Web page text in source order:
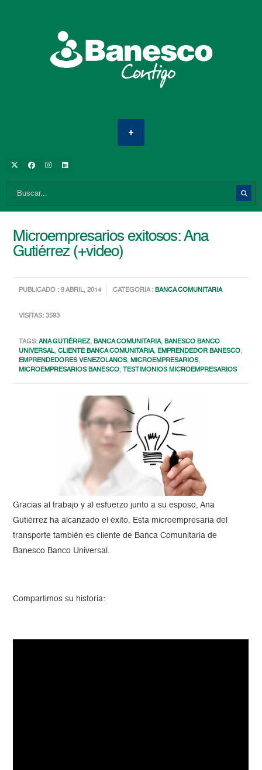
Microempresarios exitosos: Ana
Gutiérrez (+video)
PUBLICADO : 9 ABRIL, 2014 CATEGORIA :BANCA COMUNITARIA
VISITAS: 3593
TAGS:ANA GUTIÉRREZ,BANCA COMUNITARIA,BANESCO BANCO
UNIVERSAL,CLIENTE BANCA COMUNITARIA, EMPRENDEDOR BANESCO,
EMPRENDEDORES VENEZOLANOS,MICROEMPRESARIOS,
MICROEMPRESARIOS BANESCO, TESTIMONIOS MICROEMPRESARIOS
Gracias al trabajo y al esfuerzo junto a su esposo, Ana
Gutiérrez ha alcanzado el éxito. Esta microempresaria del
transporte también es cliente de Banca Comunitaria de
Banesco Banco Universal.
Compartimos su historia: